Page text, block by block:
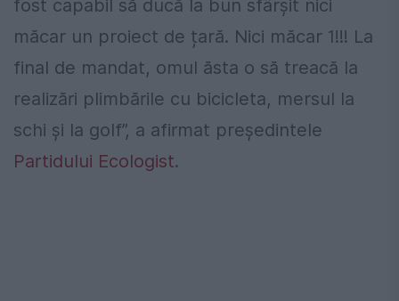
fost capabil să ducă la bun sfârșit nici
măcar un proiect de țară. Nici măcar 1!!! La
final de mandat, omul ăsta o să treacă la
realizări plimbările cu bicicleta, mersul la
schi și la golf”, a afirmat președintele
Partidului Ecologist.